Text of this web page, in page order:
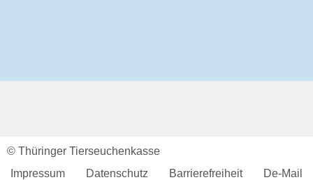
Ansprechpartner
© Thüringer Tierseuchenkasse
Impressum
Datenschutz Barrierefreiheit De-Mail